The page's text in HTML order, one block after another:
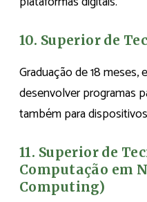
10. Superior de
Graduação de 18
desenvolver programas
também para
11. Superior de
Computação em
Computing)